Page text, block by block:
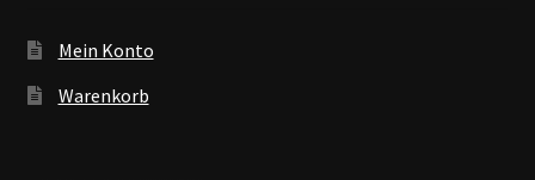
Mein Konto
Warenkorb